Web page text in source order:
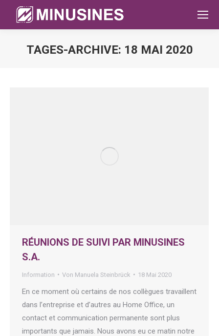
TAGES-ARCHIVE: 18 MAI 2020
RÉUNIONS DE SUIVI PAR MINUSINES
S.A.
Information Von Manuela Steinbrück 18 Mai 2020
En ce moment où certains de nos collègues travaillent
dans l’entreprise et d’autres au Home Office, un
contact et communication permanente sont plus
importants que jamais. Nous avons eu ce matin notre